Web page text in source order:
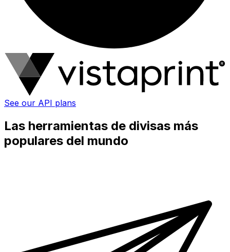
See our API plans
Las herramientas de divisas más
populares del mundo